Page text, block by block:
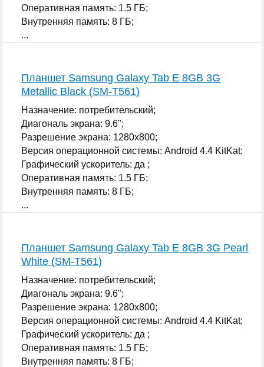
Оперативная память: 1.5 ГБ;
Внутренняя память: 8 ГБ;
...
Планшет Samsung Galaxy Tab E 8GB 3G
Metallic Black (SM-T561)
Назначение: потребительский;
Диагональ экрана: 9.6";
Разрешение экрана: 1280x800;
Версия операционной системы: Android 4.4 KitKat;
Графический ускоритель: да ;
Оперативная память: 1.5 ГБ;
Внутренняя память: 8 ГБ;
...
Планшет Samsung Galaxy Tab E 8GB 3G Pearl
White (SM-T561)
Назначение: потребительский;
Диагональ экрана: 9.6";
Разрешение экрана: 1280x800;
Версия операционной системы: Android 4.4 KitKat;
Графический ускоритель: да ;
Оперативная память: 1.5 ГБ;
Внутренняя память: 8 ГБ;